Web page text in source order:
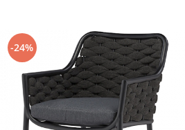
-24%